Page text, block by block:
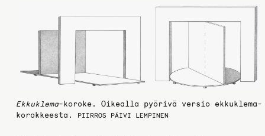
Ekkuklema-koroke. Oikealla pyörivä versio ekkuklema-
korokkeesta.
PIIRROS PÄIVI LEMPINEN